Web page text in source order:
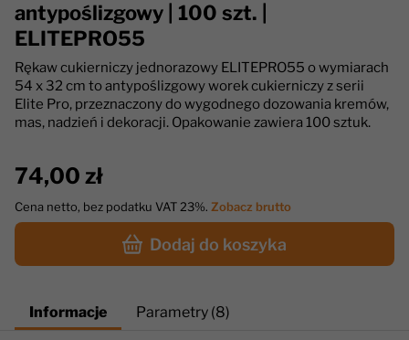
antypoślizgowy | 100 szt. |
ELITEPRO55
Rękaw cukierniczy jednorazowy ELITEPRO55 o wymiarach
54 x 32 cm to antypoślizgowy worek cukierniczy z serii
Elite Pro, przeznaczony do wygodnego dozowania kremów,
mas, nadzień i dekoracji. Opakowanie zawiera 100 sztuk.
74,00 zł
Cena netto, bez podatku VAT 23%. Zobacz brutto
Dodaj do koszyka
Informacje Parametry (8)